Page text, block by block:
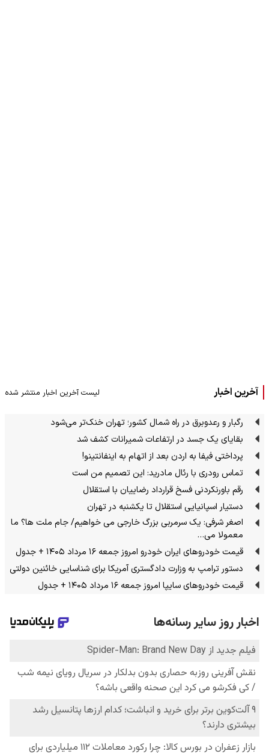
آخرین اخبار لیست آخرین اخبار منتشر شده
رگبار و رعدوبرق در راه شمال کشور؛ تهران خنک‌تر می‌شود
بقایای یک جسد در ارتفاعات شمیرانات کشف شد
پرداختی فیفا به اردن بعد از اتهام به اینفانتینو!
تماس رودری با رئال مادرید: این تصمیم من است
رقم باورنکردنی فسخ قرارداد رضاییان با استقلال
دستیار اسپانیایی استقلال تا یکشنبه در تهران
اصغر شرفی: یک سرمربی بزرگ خارجی می خواهیم/ جام ملت ها؟ ما
معمولا می…
قیمت خودرو‌های ایران خودرو امروز جمعه ۱۶ مرداد ۱۴۰۵ + جدول
دستور ترامپ به وزارت دادگستری آمریکا برای شناسایی خائنین دولتی
قیمت خودرو‌های سایپا امروز جمعه ۱۶ مرداد ۱۴۰۵ + جدول